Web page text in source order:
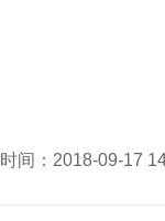
时间：2018-09-17